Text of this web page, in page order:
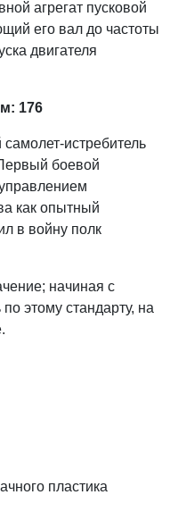
агрегат пусковой
его вал до частоты
двигателя
176
истребитель
боевой
как опытный
в войну полк
начиная с
этому стандарту, на
пластика